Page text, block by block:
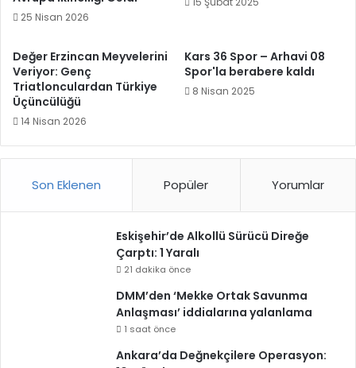
25 Nisan 2026
Değer Erzincan Meyvelerini
Veriyor: Genç
Triatlonculardan Türkiye
Üçüncülüğü
14 Nisan 2026
Kars 36 Spor – Arhavi 08
Spor'la berabere kaldı
8 Nisan 2025
Son Eklenen Popüler Yorumlar
Eskişehir’de Alkollü Sürücü Direğe
Çarptı: 1 Yaralı
21 dakika önce
DMM’den ‘Mekke Ortak Savunma
Anlaşması’ iddialarına yalanlama
1 saat önce
Ankara’da Değnekçilere Operasyon: